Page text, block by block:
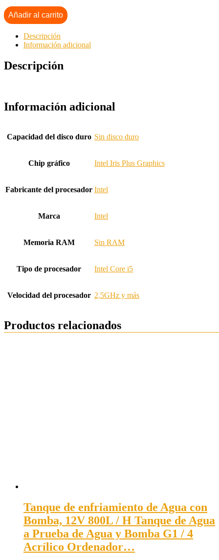
Añadir al carrito
Descripción
Información adicional
Descripción
Información adicional
Capacidad del disco duro Sin disco duro
Chip gráfico Intel Iris Plus Graphics
Fabricante del procesador Intel
Marca Intel
Memoria RAM Sin RAM
Tipo de procesador Intel Core i5
Velocidad del procesador 2,5GHz y más
Productos relacionados
Tanque de enfriamiento de Agua con
Bomba, 12V 800L / H Tanque de Agua
a Prueba de Agua y Bomba G1 / 4
Acrílico Ordenador…